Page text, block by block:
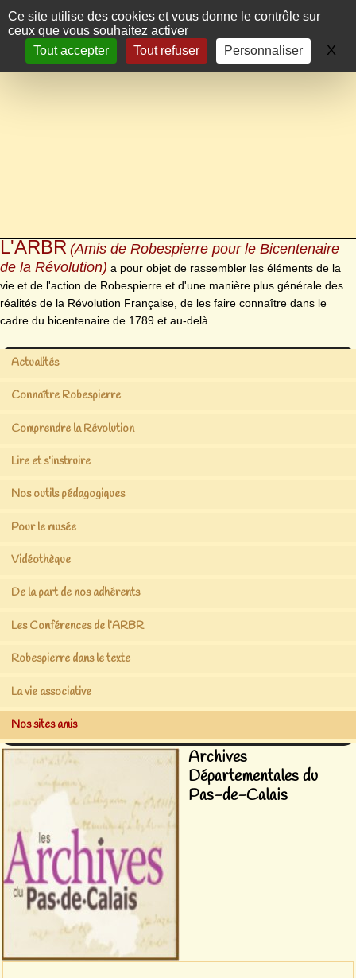
Panneau de gestion des cookies
Ce site utilise des cookies et vous donne le contrôle sur
ceux que vous souhaitez activer
Tout accepter
Tout refuser Personnaliser X
L'ARBR (Amis de Robespierre pour le Bicentenaire
de la Révolution) a pour objet de rassembler les éléments de la
vie et de l'action de Robespierre et d'une manière plus générale des
réalités de la Révolution Française, de les faire connaître dans le
cadre du bicentenaire de 1789 et au-delà.
Actualités
Connaître Robespierre
Comprendre la Révolution
Lire et s’instruire
Nos outils pédagogiques
Pour le musée
Vidéothèque
De la part de nos adhérents
Les Conférences de l’ARBR
Robespierre dans le texte
La vie associative
Nos sites amis
Archives
Départementales du
Pas-de-Calais